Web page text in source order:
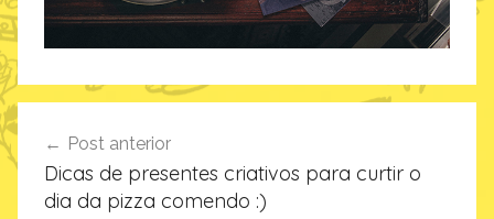
Navegação
de
Post
Post anterior
Dicas de presentes criativos para curtir o
dia da pizza comendo :)